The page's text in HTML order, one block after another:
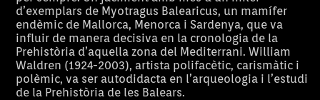
d’exemplars de Myotragus Balearicus, un mamífer
endèmic de Mallorca, Menorca i Sardenya, que va
influir de manera decisiva en la cronologia de la
Prehistòria d’aquella zona del Mediterrani. William
Waldren (1924-2003), artista polifacètic, carismàtic i
polèmic, va ser autodidacta en l’arqueologia i l’estudi
de la Prehistòria de les Balears.